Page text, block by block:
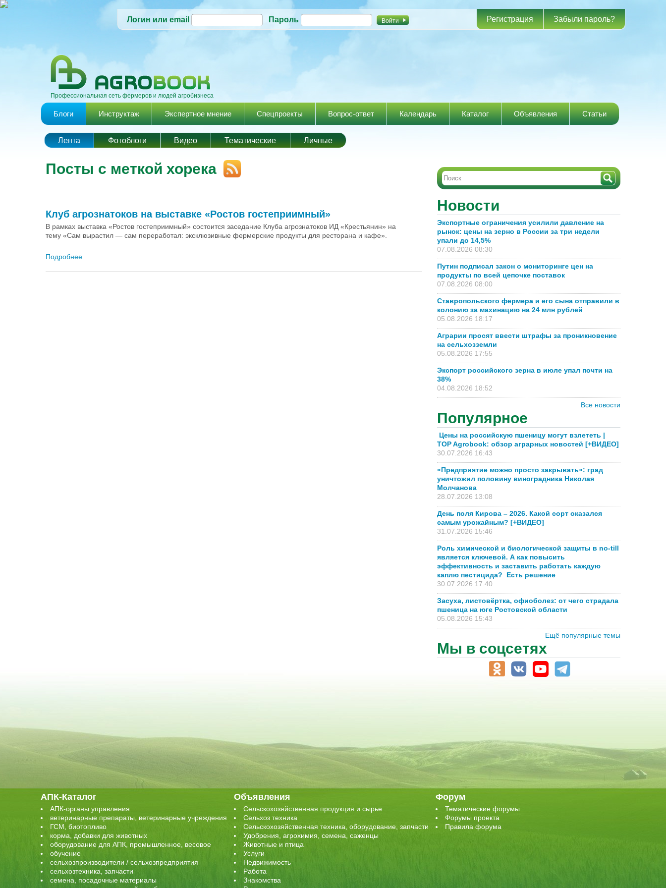
Перейти к
содержанию
Логин или email Пароль Регистрация Забыли пароль?
Профессиональная сеть фермеров и людей агробизнеса
Главное меню
Блоги Инструктаж Экспертное мнение Спецпроекты Вопрос-ответ Календарь Каталог Объявления Статьи
Лента Фотоблоги Видео Тематические Личные
Посты с меткой хорека
Клуб агрознатоков на выставке «Ростов гостеприимный»
В рамках выставка «Ростов гостеприимный» состоится заседание Клуба агрознатоков ИД «Крестьянин» на
тему «Сам вырастил — сам переработал: эксклюзивные фермерские продукты для ресторана и кафе».
Подробнее
Новости
Экспортные ограничения усилили давление на
рынок: цены на зерно в России за три недели
упали до 14,5%
07.08.2026 08:30
Путин подписал закон о мониторинге цен на
продукты по всей цепочке поставок
07.08.2026 08:00
Ставропольского фермера и его сына отправили в
колонию за махинацию на 24 млн рублей
05.08.2026 18:17
Аграрии просят ввести штрафы за проникновение
на сельхозземли
05.08.2026 17:55
Экспорт российского зерна в июле упал почти на
38%
04.08.2026 18:52
Все новости
Популярное
Цены на российскую пшеницу могут взлететь |
TOP Agrobook: обзор аграрных новостей [+ВИДЕО]
30.07.2026 16:43
«Предприятие можно просто закрывать»: град
уничтожил половину виноградника Николая
Молчанова
28.07.2026 13:08
День поля Кирова – 2026. Какой сорт оказался
самым урожайным? [+ВИДЕО]
31.07.2026 15:46
Роль химической и биологической защиты в no-till
является ключевой. А как повысить
эффективность и заставить работать каждую
каплю пестицида? Есть решение
30.07.2026 17:40
Засуха, листовёртка, офиоболез: от чего страдала
пшеница на юге Ростовской области
05.08.2026 15:43
Ещё популярные темы
Мы в соцсетях
АПК-Каталог
АПК-органы управления
ветеринарные препараты, ветеринарные учреждения
ГСМ, биотопливо
корма, добавки для животных
оборудование для АПК, промышленное, весовое
обучение
сельхозпроизводители / сельхозпредприятия
сельхозтехника, запчасти
семена, посадочные материалы
Объявления
Сельскохозяйственная продукция и сырье
Сельхоз техника
Сельскохозяйственная техника, оборудование, запчасти
Удобрения, агрохимия, семена, саженцы
Животные и птица
Услуги
Недвижимость
Работа
Знакомства
Форум
Тематические форумы
Форумы проекта
Правила форума